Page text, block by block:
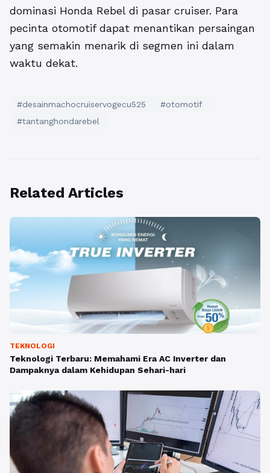
dominasi Honda Rebel di pasar cruiser. Para
pecinta otomotif dapat menantikan persaingan
yang semakin menarik di segmen ini dalam
waktu dekat.
#desainmachocruiservogecu525
#otomotif
#tantanghondarebel
Related Articles
TEKNOLOGI
Teknologi Terbaru: Memahami Era AC Inverter dan
Dampaknya dalam Kehidupan Sehari-hari